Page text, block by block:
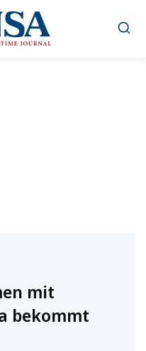
mit
bekommt